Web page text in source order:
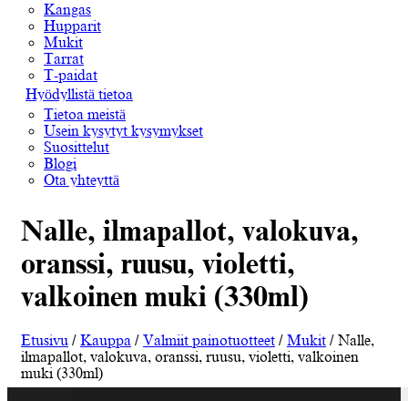
Kangas
Hupparit
Mukit
Tarrat
T-paidat
Hyödyllistä tietoa
Tietoa meistä
Usein kysytyt kysymykset
Suosittelut
Blogi
Ota yhteyttä
Nalle, ilmapallot, valokuva,
oranssi, ruusu, violetti,
valkoinen muki (330ml)
Etusivu / Kauppa / Valmiit painotuotteet / Mukit / Nalle,
ilmapallot, valokuva, oranssi, ruusu, violetti, valkoinen
muki (330ml)